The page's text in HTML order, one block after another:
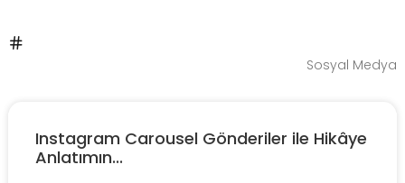
Sosyal Medya
Instagram Carousel Gönderiler ile Hikâye
Anlatımın...